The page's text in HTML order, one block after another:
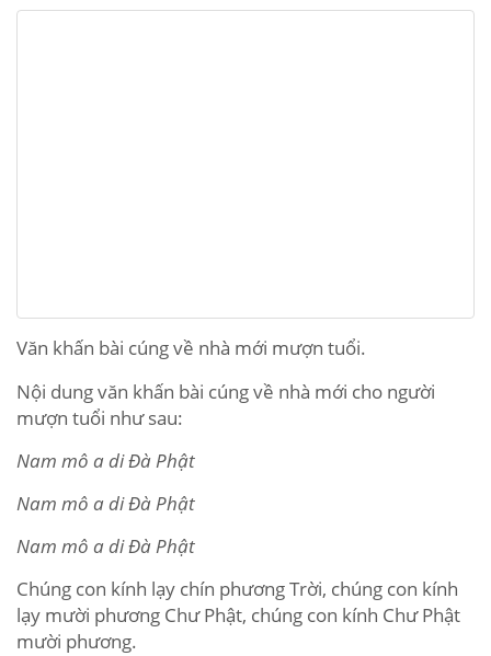
Văn khấn bài cúng về nhà mới mượn tuổi.
Nội dung văn khấn bài cúng về nhà mới cho người
mượn tuổi như sau:
Nam mô a di Đà Phật
Nam mô a di Đà Phật
Nam mô a di Đà Phật
Chúng con kính lạy chín phương Trời, chúng con kính
lạy mười phương Chư Phật, chúng con kính Chư Phật
mười phương.